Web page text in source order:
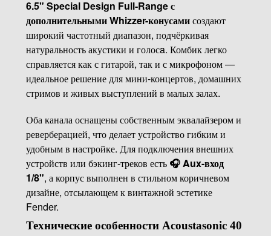
6.5" Special Design Full-Range с
дополнительными Whizzer-конусамисоздают
широкий частотный диапазон, подчёркивая
натуральность акустики и голосa. Комбик легко
справляется как с гитарой, так и с микрофоном —
идеальное решение для мини-концертов, домашних
стримов и живых выступлений в малых залах.
Оба канала оснащены собственным эквалайзером и
реверберацией, что делает устройство гибким и
удобным в настройке. Для подключения внешних
устройств или бэкинг-треков есть 🎧 Aux-вход
1/8", а корпус выполнен в стильном коричневом
дизайне, отсылающем к винтажной эстетике
Fender.
Технические особенности Acoustasonic 40